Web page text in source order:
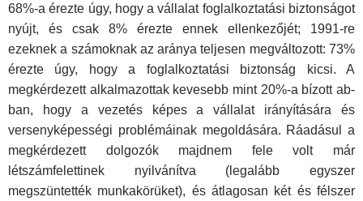
68%-a érezte úgy, hogy a vállalat foglalkozta­tási biztonságot
nyújt, és csak 8% érezte ennek ellenkezőjét; 1991-re
ezeknek a számoknak az aránya teljesen megválto­zott: 73%
érezte úgy, hogy a foglalkoztatási biztonság kicsi. A
megkérdezett alkalmazottak kevesebb mint 20%-a bízott ab­
ban, hogy a vezetés képes a vállalat irányítására és
verseny­képességi problémáinak megoldására. Ráadásul a
megkérde­zett dolgozók majdnem fele volt már
létszámfelettinek nyilvá­nítva (legalább egyszer
megszüntették munkakörüket), és át­lagosan két és félszer